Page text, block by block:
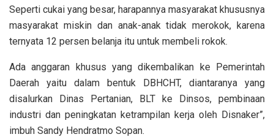
Seperti cukai yang besar, harapannya masyarakat khususnya
masyarakat miskin dan anak-anak tidak merokok, karena
ternyata 12 persen belanja itu untuk membeli rokok.
Ada anggaran khusus yang dikembalikan ke Pemerintah
Daerah yaitu dalam bentuk DBHCHT, diantaranya yang
disalurkan Dinas Pertanian, BLT ke Dinsos, pembinaan
industri dan peningkatan ketrampilan kerja oleh Disnaker”,
imbuh Sandy Hendratmo Sopan.